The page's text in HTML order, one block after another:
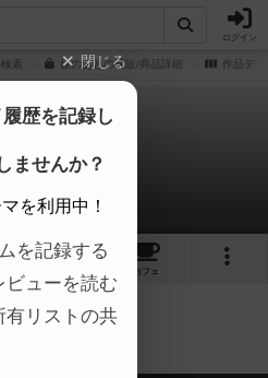
ログイン
索 旅のあとの通販/商品詳細 作品デー
あと
ール/インスト
2
カフェ
のトップに戻る
閉じる
歴を記録し
ませんか？
を利用中！
を記録する
ビューを読む
有リストの共